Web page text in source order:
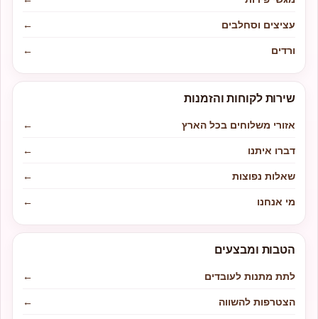
עציצים וסחלבים
←
ורדים
←
שירות לקוחות והזמנות
אזורי משלוחים בכל הארץ
←
דברו איתנו
←
שאלות נפוצות
←
מי אנחנו
←
הטבות ומבצעים
לתת מתנות לעובדים
←
הצטרפות להשווה
←